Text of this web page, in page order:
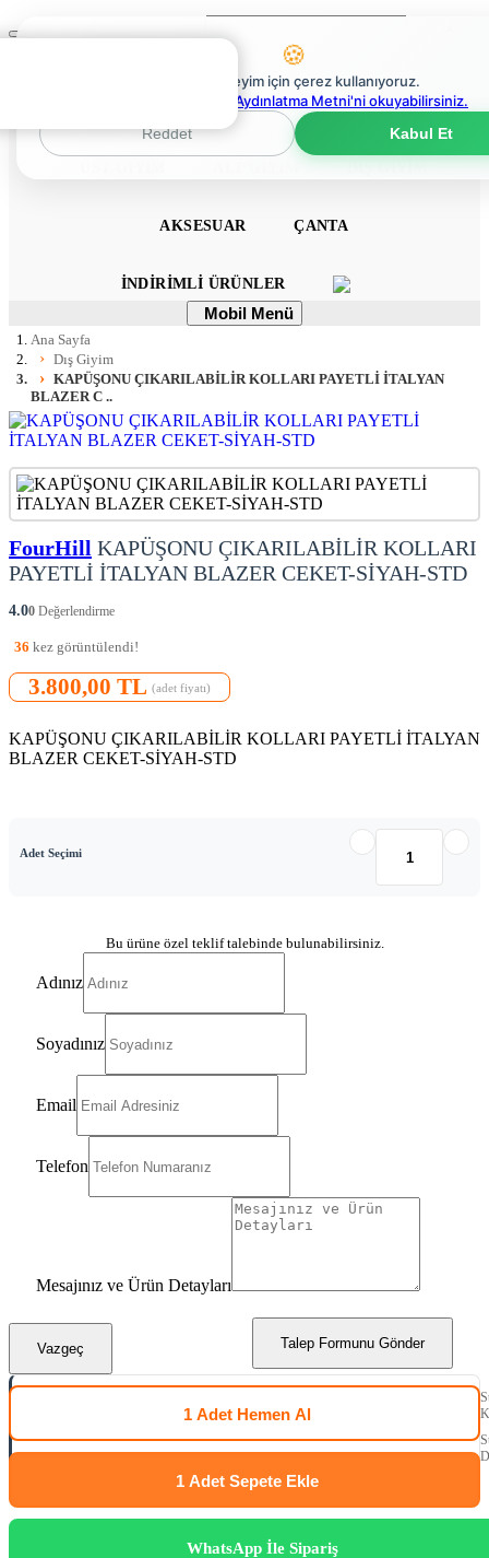
Mobil
0
0
TULUM TAKIM
AKSESUAR ÇANTA
İNDIRIMLI ÜRÜNLER
Mobil
Menü
Mobil Menü
Ana Sayfa
Dış Giyim
KAPÜŞONU ÇIKARILABİLİR KOLLARI PAYETLİ İTALYAN
BLAZER C ..
FourHill KAPÜŞONU ÇIKARILABİLİR KOLLARI
PAYETLİ İTALYAN BLAZER CEKET-SİYAH-STD
4.00 Değerlendirme
36 kez görüntülendi!
3.800,00 TL (adet fiyatı)
KAPÜŞONU ÇIKARILABİLİR KOLLARI PAYETLİ İTALYAN
BLAZER CEKET-SİYAH-STD
Adet Seçimi
Bu ürüne özel teklif talebinde bulunabilirsiniz.
Adınız
Soyadınız
Email
Telefon
Mesajınız ve Ürün Detayları
Talep Formunu Gönder
Vazgeç
1 Adet Hemen Al
1 Adet Sepete Ekle
WhatsApp İle Sipariş
🍪
En iyi deneyim için çerez kullanıyoruz.
Çerez Politikaları Aydınlatma Metni'ni okuyabilirsiniz.
Reddet
Kabul Et